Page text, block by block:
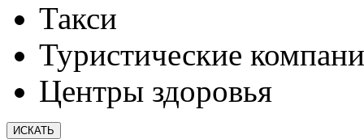
Такси
Туристические
Центры здоровья